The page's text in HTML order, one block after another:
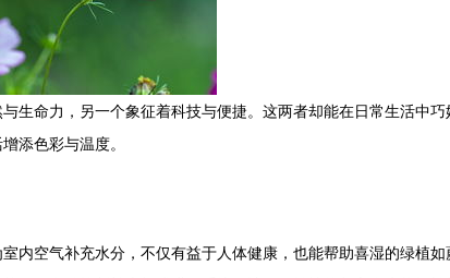
命力，另一个象征着科技与便捷。这两者却能在日常生活中
添色彩与温度。
内空气补充水分，不仅有益于人体健康，也能帮助喜湿的绿植